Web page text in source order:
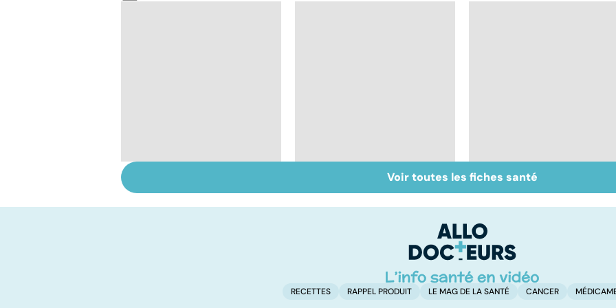
hormonal : et si
Tout savoir sur les
infections
Inflammation des
amygdales : que faire
Voir toutes les fiches santé
RECETTES RAPPEL PRODUIT LE MAG DE LA SANTÉ CANCER